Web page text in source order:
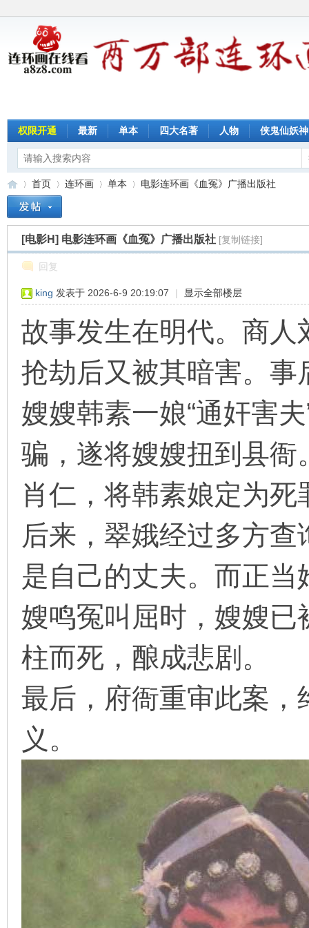
权限开通 最新 单本 四大名著 人物 侠鬼仙妖神
»
首页
›
连环画
›
单本
›
电影连环画《血冤》广播出版社
[电影H] 电影连环画《血冤》广播出版社 [复制链接]
回复
king 发表于 2026-6-9 20:19:07 | 显示全部楼层
故事发生在明代。商
抢劫后又被其暗害。
嫂嫂韩素一娘“通奸害
骗，遂将嫂嫂扭到县
肖仁，将韩素娘定为死
后来，翠娥经过多方
是自己的丈夫。而正
嫂鸣冤叫屈时，嫂嫂
柱而死，酿成悲剧。
最后，府衙重审此案
义。